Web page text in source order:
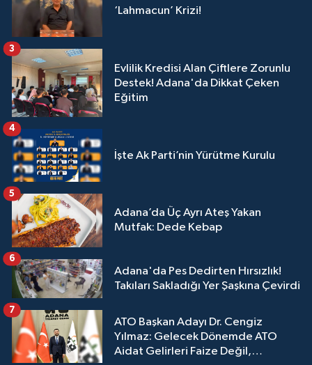
‘Lahmacun’ Krizi!
Evlilik Kredisi Alan Çiftlere Zorunlu
Destek! Adana'da Dikkat Çeken
Eğitim
3
İşte Ak Parti’nin Yürütme Kurulu
4
Adana’da Üç Ayrı Ateş Yakan
Mutfak: Dede Kebap
5
Adana'da Pes Dedirten Hırsızlık!
Takıları Sakladığı Yer Şaşkına Çevirdi
6
ATO Başkan Adayı Dr. Cengiz
Yılmaz: Gelecek Dönemde ATO
Aidat Gelirleri Faize Değil,
7